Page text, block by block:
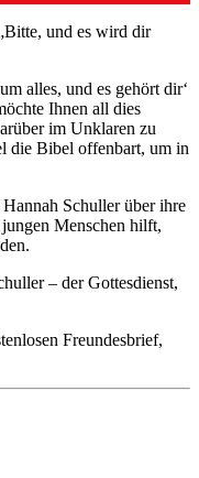
und es wird dir
alles, und es gehört dir‘
Ihnen all dies
im Unklaren zu
die Bibel offenbart, um in
Schuller über ihre
Menschen hilft,
– der Gottesdienst,
Freundesbrief,